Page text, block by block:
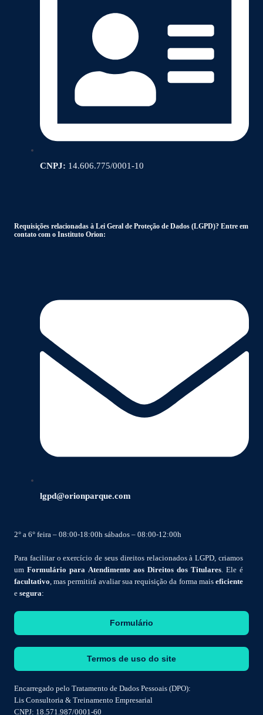
CNPJ: 14.606.775/0001-10
Requisições relacionadas à Lei Geral de Proteção de Dados (LGPD)? Entre em
contato com o Instituto Orion:
lgpd@orionparque.com
2° a 6° feira – 08:00-18:00h sábados – 08:00-12:00h
Para facilitar o exercício de seus direitos relacionados à LGPD, criamos
um Formulário para Atendimento aos Direitos dos Titulares . Ele é
facultativo , mas permitirá avaliar sua requisição da forma mais eficiente
e segura:
Formulário
Termos de uso do site
Encarregado pelo Tratamento de Dados Pessoais (DPO):
Lis Consultoria & Treinamento Empresarial
CNPJ: 18.571.987/0001-60